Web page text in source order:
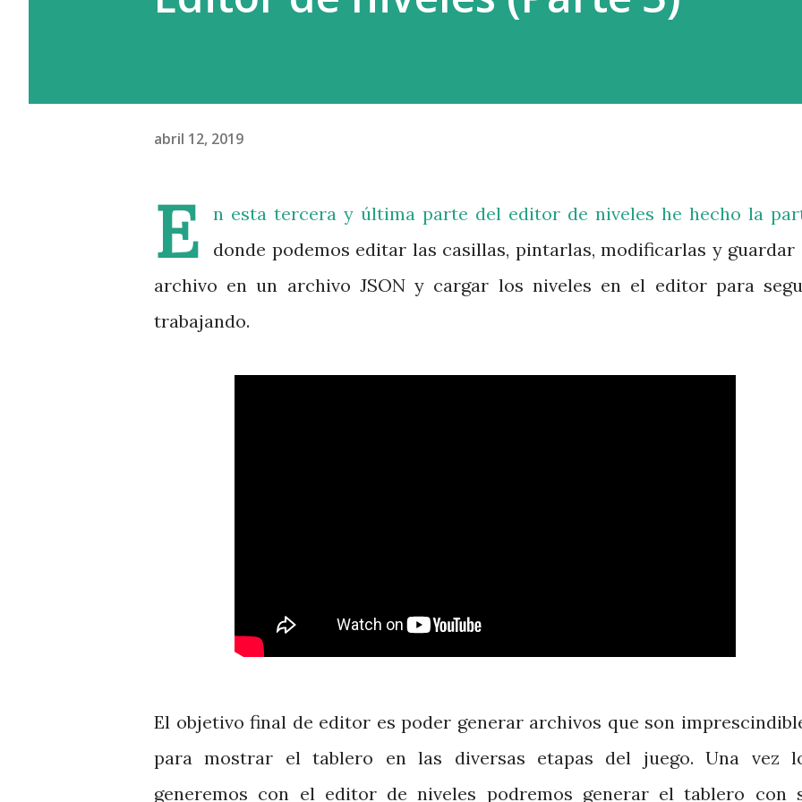
condiciones. El recoup (o recoupment) es el proceso por el cual un
abril 12, 2019
E
n esta tercera y última parte del editor de niveles he hecho la
donde podemos editar las casillas, pintarlas, modificarlas y guardar
archivo en un archivo JSON y cargar los niveles en el editor para
trabajando.
El objetivo final de editor es poder generar archivos que son
para mostrar el tablero en las diversas etapas del juego. Una vez
generemos con el editor de niveles podremos generar el tablero con